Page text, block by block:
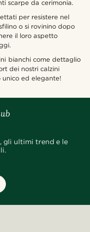
scarpe da cerimonia.
per resistere nel
o si rovinino dopo
il loro aspetto
bianchi come dettaglio
dei nostri calzini
unico ed elegante!
gli ultimi trend e le